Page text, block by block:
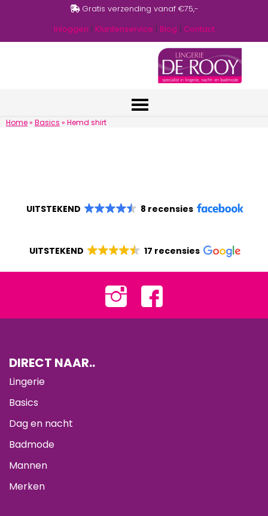
Gratis verzending vanaf €75,-
Inloggen | Klantenservice | Blog | Contact
Home» Basics » Hemd shirt
UITSTEKEND 8 recensies
UITSTEKEND 17 recensies
DIRECT NAAR..
Lingerie
Basics
Dag en nacht
Badmode
Mannen
Merken